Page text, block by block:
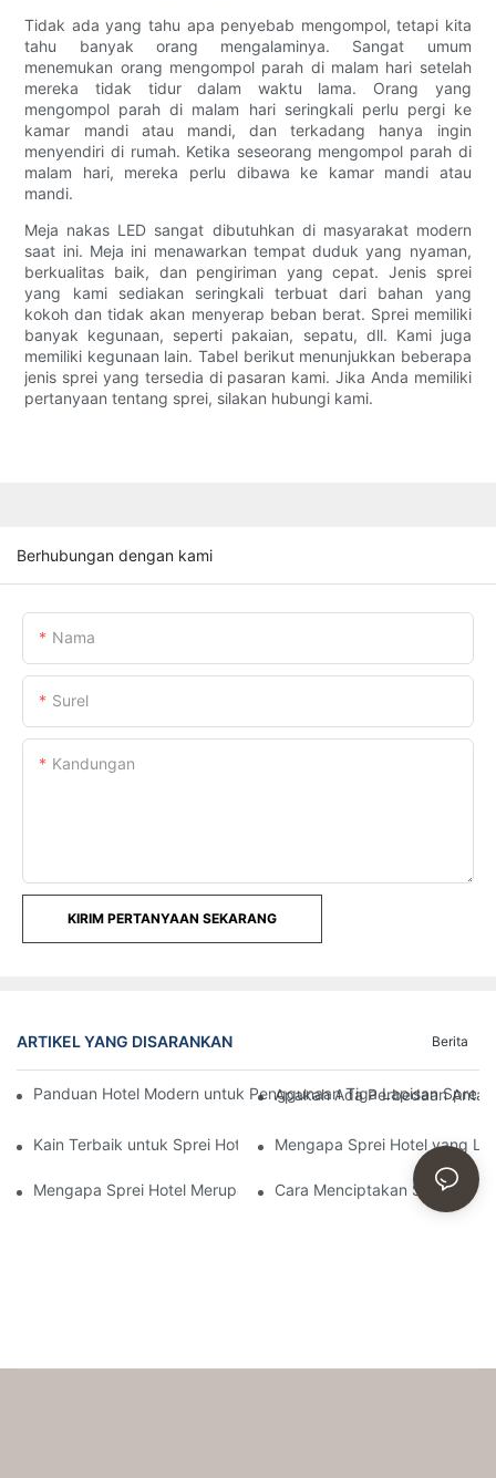
Tidak ada yang tahu apa penyebab mengompol, tetapi kita
tahu banyak orang mengalaminya. Sangat umum
menemukan orang mengompol parah di malam hari setelah
mereka tidak tidur dalam waktu lama. Orang yang
mengompol parah di malam hari seringkali perlu pergi ke
kamar mandi atau mandi, dan terkadang hanya ingin
menyendiri di rumah. Ketika seseorang mengompol parah di
malam hari, mereka perlu dibawa ke kamar mandi atau
mandi.
Meja nakas LED sangat dibutuhkan di masyarakat modern
saat ini. Meja ini menawarkan tempat duduk yang nyaman,
berkualitas baik, dan pengiriman yang cepat. Jenis sprei
yang kami sediakan seringkali terbuat dari bahan yang
kokoh dan tidak akan menyerap beban berat. Sprei memiliki
banyak kegunaan, seperti pakaian, sepatu, dll. Kami juga
memiliki kegunaan lain. Tabel berikut menunjukkan beberapa
jenis sprei yang tersedia di pasaran kami. Jika Anda memiliki
pertanyaan tentang sprei, silakan hubungi kami.
Berhubungan dengan kami
Nama
Surel
Kandungan
KIRIM PERTANYAAN SEKARANG
ARTIKEL YANG DISARANKAN Berita
Panduan Hotel Modern untuk Penggunaan Tiga Lapisan
Apakah Ada Perbedaan
Kain Terbaik untuk Sprei Hotel: Katun, Percale, dan Lainnya
Mengapa Sprei Hotel yang
Mengapa Sprei Hotel Merupakan Elemen Kunci dalam
Cara Menciptakan Suasana